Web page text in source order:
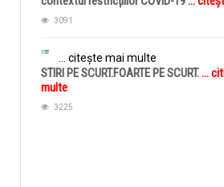
3091
... citește mai multe
STIRI PE SCURT.FOARTE PE SCURT....
multe
3225